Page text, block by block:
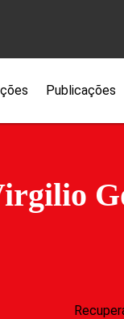
Publicações